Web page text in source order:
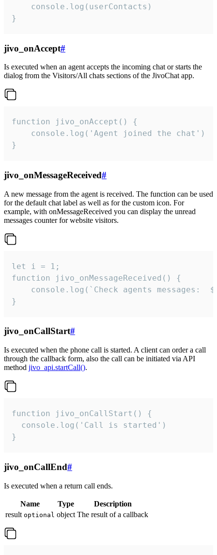
    console.log(userContacts)
}
jivo_onAccept#
Is executed when an agent accepts the incoming chat or starts the
dialog from the Visitors/All chats sections of the JivoChat app.
function jivo_onAccept() {
}
jivo_onMessageReceived#
A new message from the agent is received. The function can be used
for the default chat label as well as for the custom icon. For
example, with onMessageReceived you can display the unread
messages counter for website visitors.
let i = 1;
function jivo_onMessageReceived() {
}
jivo_onCallStart#
Is executed when the phone call is started. A client can order a call
through the callback form, also the call can be initiated via API
method jivo_api.startCall().
function jivo_onCallStart() {
  console.log('Call is started')
}
jivo_onCallEnd#
Is executed when a return call ends.
Name Type
Description
result optional object The result of a callback